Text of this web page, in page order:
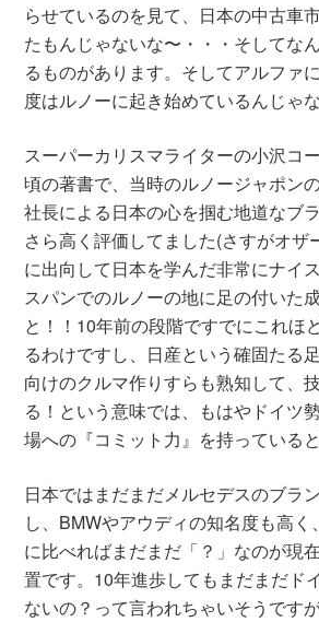
らせているのを見て、日本の中古車
たもんじゃないな〜・・・そしてな
るものがあります。そしてアルファ
度はルノーに起き始めているんじゃ
スーパーカリスマライターの小沢コ
頃の著書で、当時のルノージャポン
社長による日本の心を掴む地道なブ
さら高く評価してました(さすがオザ
に出向して日本を学んだ非常にナイ
スパンでのルノーの地に足の付いた
と！！10年前の段階ですでにこれほ
るわけですし、日産という確固たる
向けのクルマ作りすらも熟知して、
る！という意味では、もはやドイツ
場への『コミット力』を持っている
日本ではまだまだメルセデスのブラ
し、BMWやアウディの知名度も高
に比べればまだまだ「？」なのが現
置です。10年進歩してもまだまだド
ないの？って言われちゃいそうです